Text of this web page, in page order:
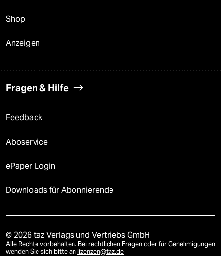
Shop
Anzeigen
Fragen & Hilfe
Feedback
Aboservice
ePaper Login
Downloads für Abonnierende
© 2026 taz Verlags und Vertriebs GmbH
Alle Rechte vorbehalten. Bei rechtlichen Fragen oder für Genehmigungen
wenden Sie sich bitte an lizenzen@taz.de